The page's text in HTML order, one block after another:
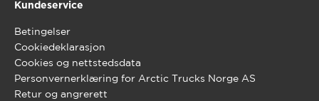
Kundeservice
Betingelser
Cookiedeklarasjon
Cookies og nettstedsdata
Personvernerklæring for Arctic Trucks Norge AS
Retur og angrerett